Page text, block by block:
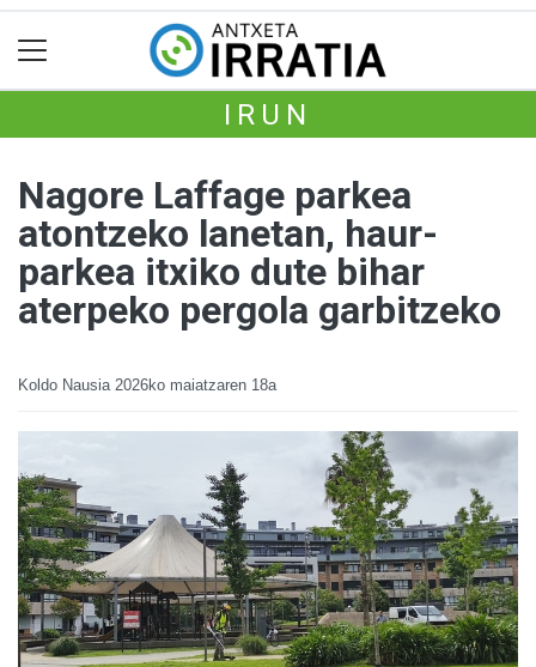
IRUN
Nagore Laffage parkea
atontzeko lanetan, haur-
parkea itxiko dute bihar
aterpeko pergola garbitzeko
Koldo Nausia 2026ko maiatzaren 18a